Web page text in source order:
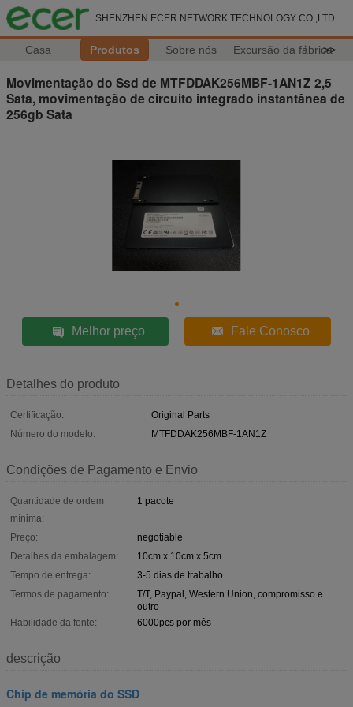
SHENZHEN ECER NETWORK TECHNOLOGY CO.,LTD
Casa Produtos Sobre nós Excursão da fábrica
>>
Movimentação do Ssd de MTFDDAK256MBF-1AN1Z 2,5
Sata, movimentação de circuito integrado instantânea de
256gb Sata
Melhor preço Fale Conosco
Detalhes do produto
Certificação:
Original Parts
Número do modelo:
MTFDDAK256MBF-1AN1Z
Condições de Pagamento e Envio
Quantidade de ordem
mínima:
1 pacote
Preço:
negotiable
Detalhes da embalagem:
10cm x 10cm x 5cm
Tempo de entrega:
3-5 dias de trabalho
Termos de pagamento:
T/T, Paypal, Western Union, compromisso e
outro
Habilidade da fonte:
6000pcs por mês
descrição
Chip de memória do SSD